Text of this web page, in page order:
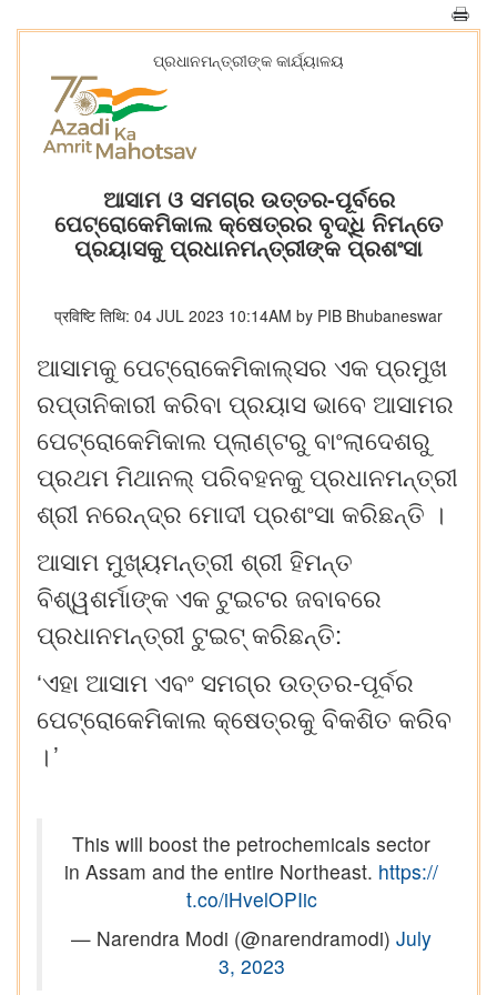
ପ୍ରଧାନମନ୍ତ୍ରୀଙ୍କ କାର୍ଯ୍ୟାଳୟ
ଆସାମ ଓ ସମଗ୍ର ଉତ୍ତର-ପୂର୍ବରେ
ପେଟ୍ରୋକେମିକାଲ କ୍ଷେତ୍ରର ବୃଦ୍ଧି ନିମନ୍ତେ
ପ୍ରୟାସକୁ ପ୍ରଧାନମନ୍ତ୍ରୀଙ୍କ ପ୍ରଶଂସା
प्रविष्टि तिथि: 04 JUL 2023 10:14AM by PIB Bhubaneswar
ଆସାମକୁ ପେଟ୍ରୋକେମିକାଲ୍ସର ଏକ ପ୍ରମୁଖ
ରପ୍ତାନିକାରୀ କରିବା ପ୍ରୟାସ ଭାବେ ଆସାମର
ପେଟ୍ରୋକେମିକାଲ ପ୍ଲାଣ୍ଟରୁ ବାଂଲାଦେଶରୁ
ପ୍ରଥମ ମିଥାନଲ୍ ପରିବହନକୁ ପ୍ରଧାନମନ୍ତ୍ରୀ
ଶ୍ରୀ ନରେନ୍ଦ୍ର ମୋଦୀ ପ୍ରଶଂସା କରିଛନ୍ତି ।
ଆସାମ ମୁଖ୍ୟମନ୍ତ୍ରୀ ଶ୍ରୀ ହିମନ୍ତ
ବିଶ୍ୱଶର୍ମାଙ୍କ ଏକ ଟୁଇଟର ଜବାବରେ
ପ୍ରଧାନମନ୍ତ୍ରୀ ଟୁଇଟ୍ କରିଛନ୍ତି:
‘ଏହା ଆସାମ ଏବଂ ସମଗ୍ର ଉତ୍ତର-ପୂର୍ବର
ପେଟ୍ରୋକେମିକାଲ କ୍ଷେତ୍ରକୁ ବିକଶିତ କରିବ
। ’
This will boost the petrochemicals sector
in Assam and the entire Northeast. https://
t.co/iHvelOPIic
— Narendra Modi (@narendramodi) July
3, 2023